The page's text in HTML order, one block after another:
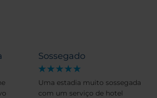
Sossegado
Uma estadia muito sossegada
com um serviço de hotel